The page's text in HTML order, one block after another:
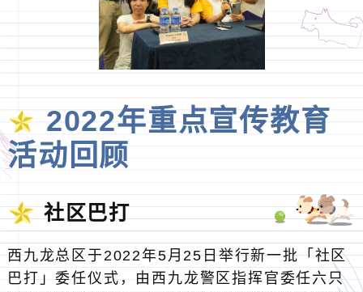
2022年重点宣传教育
活动回顾
社区巴打
西九龙总区于2022年5月25日举行新一批「社区
巴打」委任仪式，由西九龙警区指挥官委任六只